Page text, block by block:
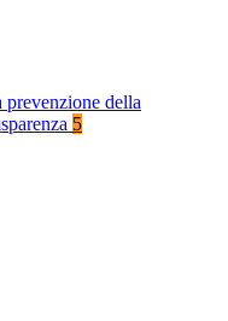
prevenzione della
5